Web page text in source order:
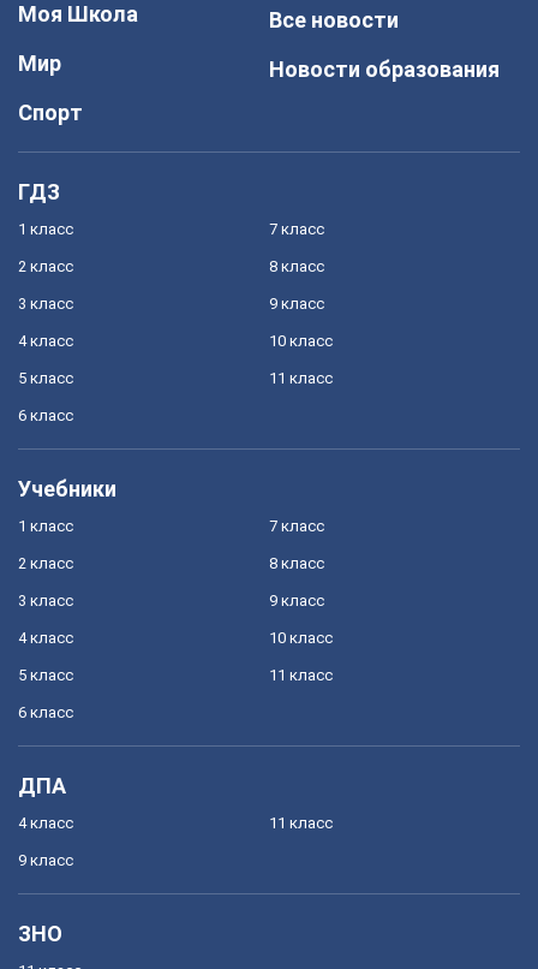
Моя Школа
Мир
Спорт
Все новости
Новости образования
ГДЗ
1 класс
2 класс
3 класс
4 класс
5 класс
6 класс
7 класс
8 класс
9 класс
10 класс
11 класс
Учебники
1 класс
2 класс
3 класс
4 класс
5 класс
6 класс
7 класс
8 класс
9 класс
10 класс
11 класс
ДПА
4 класс
9 класс
11 класс
ЗНО